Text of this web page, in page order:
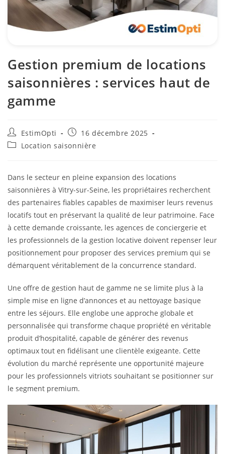
Gestion premium de locations
saisonnières : services haut de
gamme
EstimOpti
16 décembre 2025
Location saisonnière
Dans le secteur en pleine expansion des locations
saisonnières à Vitry-sur-Seine, les propriétaires recherchent
des partenaires fiables capables de maximiser leurs revenus
locatifs tout en préservant la qualité de leur patrimoine. Face
à cette demande croissante, les agences de conciergerie et
les professionnels de la gestion locative doivent repenser leur
positionnement pour proposer des services premium qui se
démarquent véritablement de la concurrence standard.
Une offre de gestion haut de gamme ne se limite plus à la
simple mise en ligne d’annonces et au nettoyage basique
entre les séjours. Elle englobe une approche globale et
personnalisée qui transforme chaque propriété en véritable
produit d’hospitalité, capable de générer des revenus
optimaux tout en fidélisant une clientèle exigeante. Cette
évolution du marché représente une opportunité majeure
pour les professionnels vitriots souhaitant se positionner sur
le segment premium.